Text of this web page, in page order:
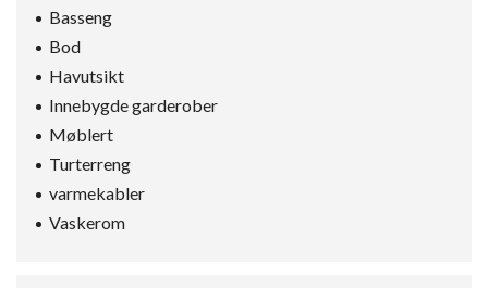
Basseng
Bod
Havutsikt
Innebygde garderober
Møblert
Turterreng
varmekabler
Vaskerom